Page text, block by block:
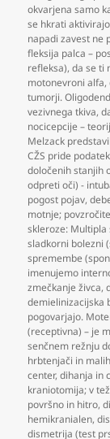
okvarjena samo
se hkrati
napadi zavest ne
fleksija palca –
refleksa),da se ti
motonevroni alfa,
tumorji.
vezivnega tkiva,
nocicepcije –
Melzack
CŽS pride
določenih stanjih
odpreti oči) -
pogost pojav,
motnje;
skleroze: Multipla
sladkorni bolezni
spremembe
imenujemo
zmečkanje živca,
demielinizacijska
pogovarjajo.
(receptivna) – je
senčnem režnju
hrbtenjači in
center,dihanja in
kraniotomija; v
površno in hitro,
hemikranialen,
dismetrija (test